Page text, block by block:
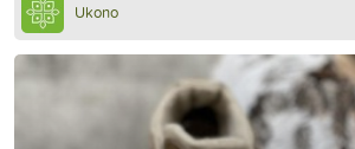
Ukono